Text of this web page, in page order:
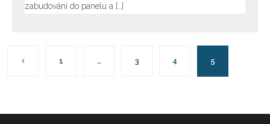
zabudování do panelu a […]
1 … 3 4 5